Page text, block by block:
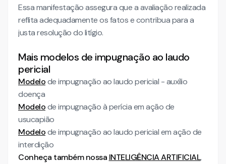
Essa manifestação assegura que a avaliação realizada
reflita adequadamente os fatos e contribua para a
justa resolução do litígio.
Mais modelos de impugnação ao laudo
pericial
Modelode impugnação ao laudo pericial - auxílio
doença
Modelode impugnação à perícia em ação de
usucapião
Modelode impugnação ao laudo pericial em ação de
interdição
Conheça também nossa INTELIGÊNCIA ARTIFICIAL,